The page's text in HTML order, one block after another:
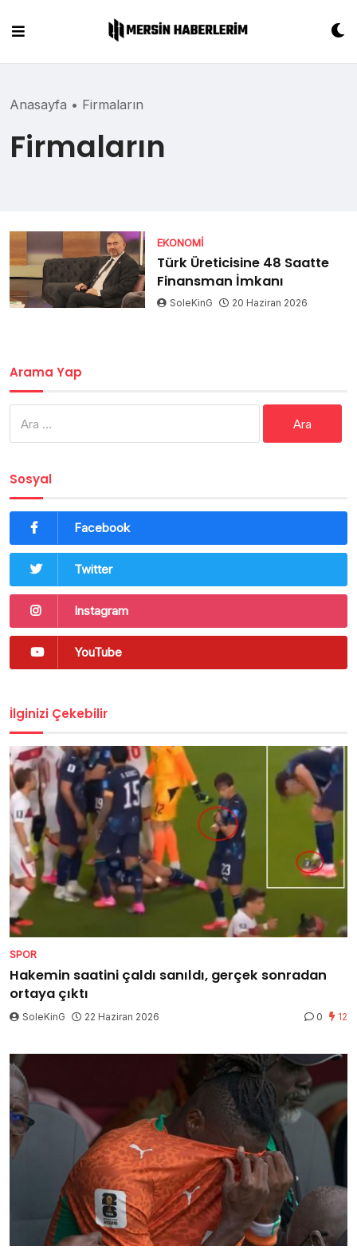
content
Anasayfa • Firmaların
Firmaların
EKONOMI
Türk Üreticisine 48 Saatte
Finansman İmkanı
SoleKinG 20 Haziran 2026
Arama Yap
Sosyal
Facebook
Twitter
Instagram
YouTube
İlginizi Çekebilir
SPOR
Hakemin saatini çaldı sanıldı, gerçek sonradan
ortaya çıktı
SoleKinG 22 Haziran 2026 0 12